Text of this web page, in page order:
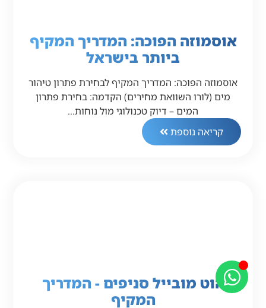
אוסמוזה הפוכה: המדריך המקיף
ביותר בישראל
אוסמוזה הפוכה: המדריך המקיף לבחירת פתרון טיהור
מים (לורו השוואת מחירים) הקדמה: בחירת פתרון
המים – דיוק טכנולוגי מול נוחות…
קריאה נוספת
הוט מובייל סניפים - המדריך
המקיף